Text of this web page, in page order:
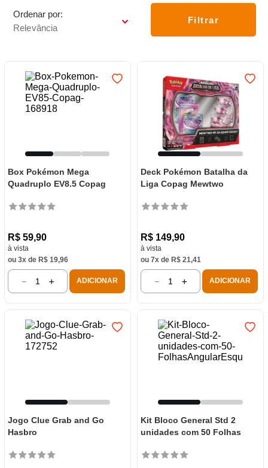
Ordenar por
Relevância
Filtrar
Box Pokémon Mega
Quadruplo EV8.5 Copag
R$ 59,90
à vista
ou 3x de R$ 19,96
＋
－ ADICIONAR
Deck Pokémon Batalha da
Liga Copag Mewtwo
R$ 149,90
à vista
ou 7x de R$ 21,41
＋
－ ADICIONAR
Jogo Clue Grab and Go
Hasbro
Kit Bloco General Std 2
unidades com 50 Folhas
5º
6º luminária
8º panelas
9º varal
10º caneca